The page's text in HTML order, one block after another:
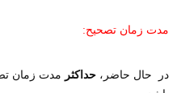
مدت زمان تصحیح:
در حال حاضر، حداکثر مدت زمان